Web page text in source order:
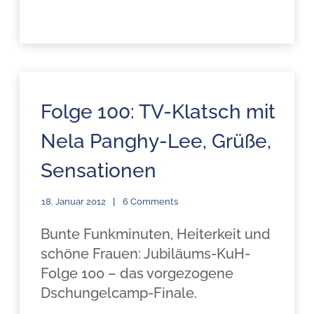
Folge 100: TV-Klatsch mit
Nela Panghy-Lee, Grüße,
Sensationen
18. Januar 2012 6 Comments
Bunte Funkminuten, Heiterkeit und
schöne Frauen: Jubiläums-KuH-
Folge 100 – das vorgezogene
Dschungelcamp-Finale.